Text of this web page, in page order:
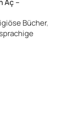
Aç –
Bücher,